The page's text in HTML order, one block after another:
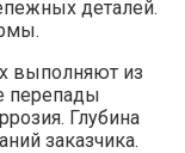
деталей.
выполняют из
перепады
Глубина
заказчика.